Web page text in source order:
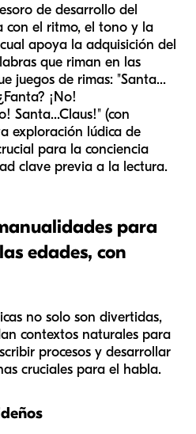
de desarrollo del
con el ritmo, el tono y la
apoya la adquisición del
que riman en las
juegos de rimas: "Santa...
¡No!
Santa...Claus!" (con
exploración lúdica de
para la conciencia
clave previa a la lectura.
para
edades, con
no solo son divertidas,
contextos naturales para
procesos y desarrollar
cruciales para el habla.